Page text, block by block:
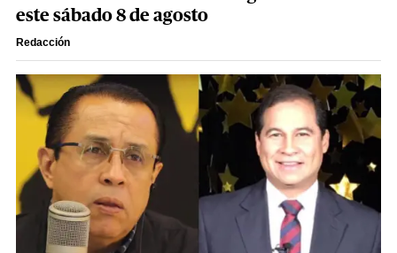
este sábado 8 de agosto
Redacción